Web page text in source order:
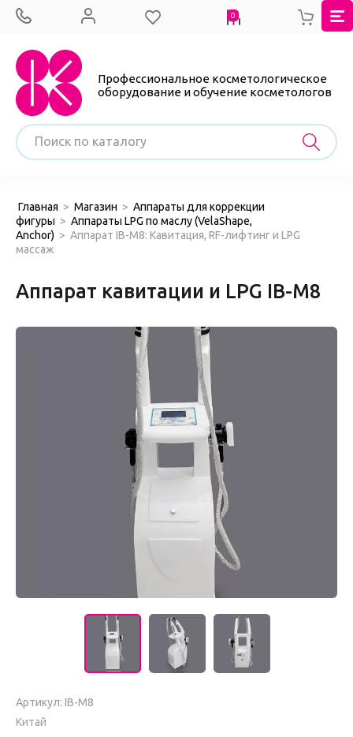
0
Профессиональное косметологическое
оборудование и обучение косметологов
Главная > Магазин > Аппараты для коррекции
фигуры > Аппараты LPG по маслу (VelaShape,
Anchor) > Аппарат IB-M8: Кавитация, RF-лифтинг и LPG
массаж
Аппарат кавитации и LPG IB-M8
Артикул: IB-M8
Китай